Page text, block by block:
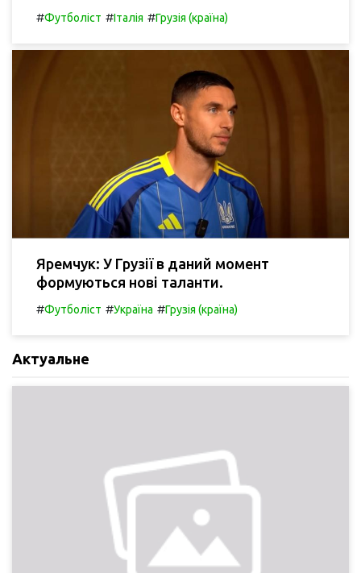
#Футболіст #Італія #Грузія (країна)
Яремчук: У Грузії в даний момент
формуються нові таланти.
#Футболіст #Україна #Грузія (країна)
Актуальне